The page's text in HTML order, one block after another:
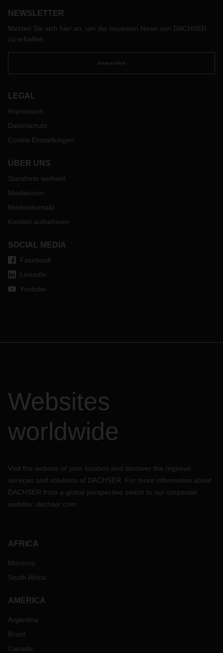
elementarer Unterschiede zwischen beiden
NEWSLETTER
Melden Sie sich hier an, um die neuesten News von DACHSER
zu erhalten.
Anmelden
LEGAL
Impressum
Datenschutz
Cookie Einstellungen
ÜBER UNS
Standorte weltweit
Mediaroom
Medienkontakt
Kontakt aufnehmen
SOCIAL MEDIA
Facebook
LinkedIn
Youtube
Websites
worldwide
Visit the website of your location and discover the regional
services and solutions of DACHSER. For more information about
DACHSER from a global perspective switch to our corporate
website: dachser.com
AFRICA
Morocco
South Africa
AMERICA
Argentina
Brazil
Canada